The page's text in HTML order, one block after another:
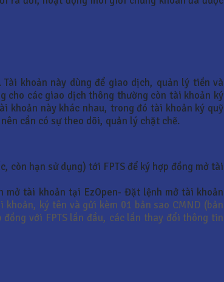
khoản này dùng để giao dịch, quản lý tiền và
cho các giao dịch thông thường còn tài khoản ký
khoản này khác nhau, trong đó tài khoản ký quỹ
cần có sự theo dõi, quản lý chặt chẽ.
còn hạn sử dụng) tới FPTS để ký hợp đồng mở tài
tài khoản tại EzOpen- Đặt lệnh mở tài khoản
ký tên và gửi kèm 01 bản sao CMND (bản
với FPTS lần đầu, các lần thay đổi thông tin